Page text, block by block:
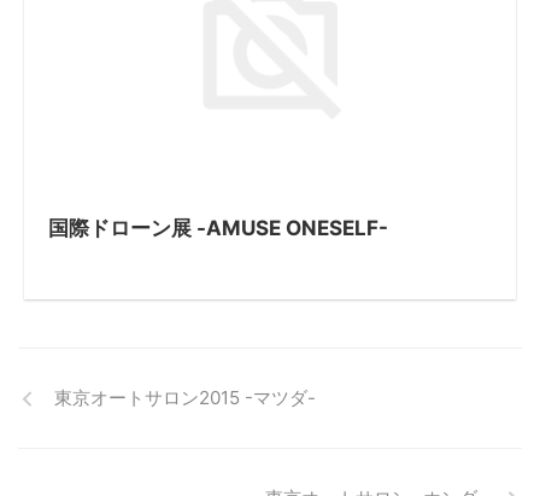
国際ドローン展 -AMUSE ONESELF-
東京オートサロン2015 -マツダ-